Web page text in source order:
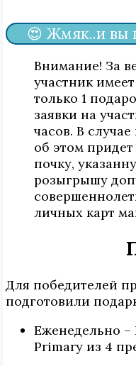
😍 Жмяк..и вы
Внимание! За
участник
только 1
заявки на
часов. В
об этом
почку,
розыгрышу
личных карт
Для победителей
подготовили
Еженедельно
Primary из 4